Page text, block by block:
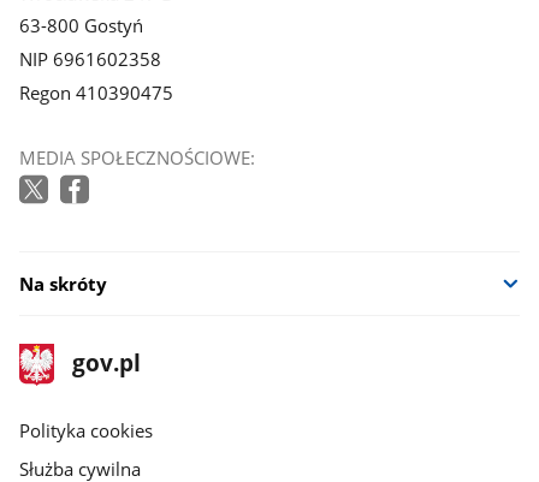
63-800 Gostyń
NIP 6961602358
Regon 410390475
MEDIA SPOŁECZNOŚCIOWE:
Na skróty
stopka
gov.pl
Strona
gov.pl
gov.pl
Polityka cookies
Służba cywilna